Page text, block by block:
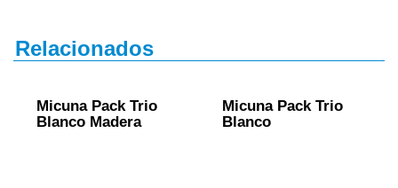
Relacionados
Micuna Pack Trio
Blanco Madera
Micuna Pack Trio
Blanco